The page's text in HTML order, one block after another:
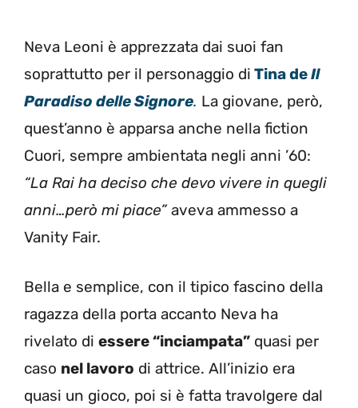
Neva Leoni è apprezzata dai suoi fan
soprattutto per il personaggio di Tina deIl
Paradiso delle Signore. La giovane, però,
quest’anno è apparsa anche nella fiction
Cuori, sempre ambientata negli anni ’60:
“La Rai ha deciso che devo vivere in quegli
anni…però mi piace”aveva ammesso a
Vanity Fair.
Bella e semplice, con il tipico fascino della
ragazza della porta accanto Neva ha
rivelato di essere “inciampata” quasi per
caso nel lavoro di attrice. All’inizio era
quasi un gioco, poi si è fatta travolgere dal